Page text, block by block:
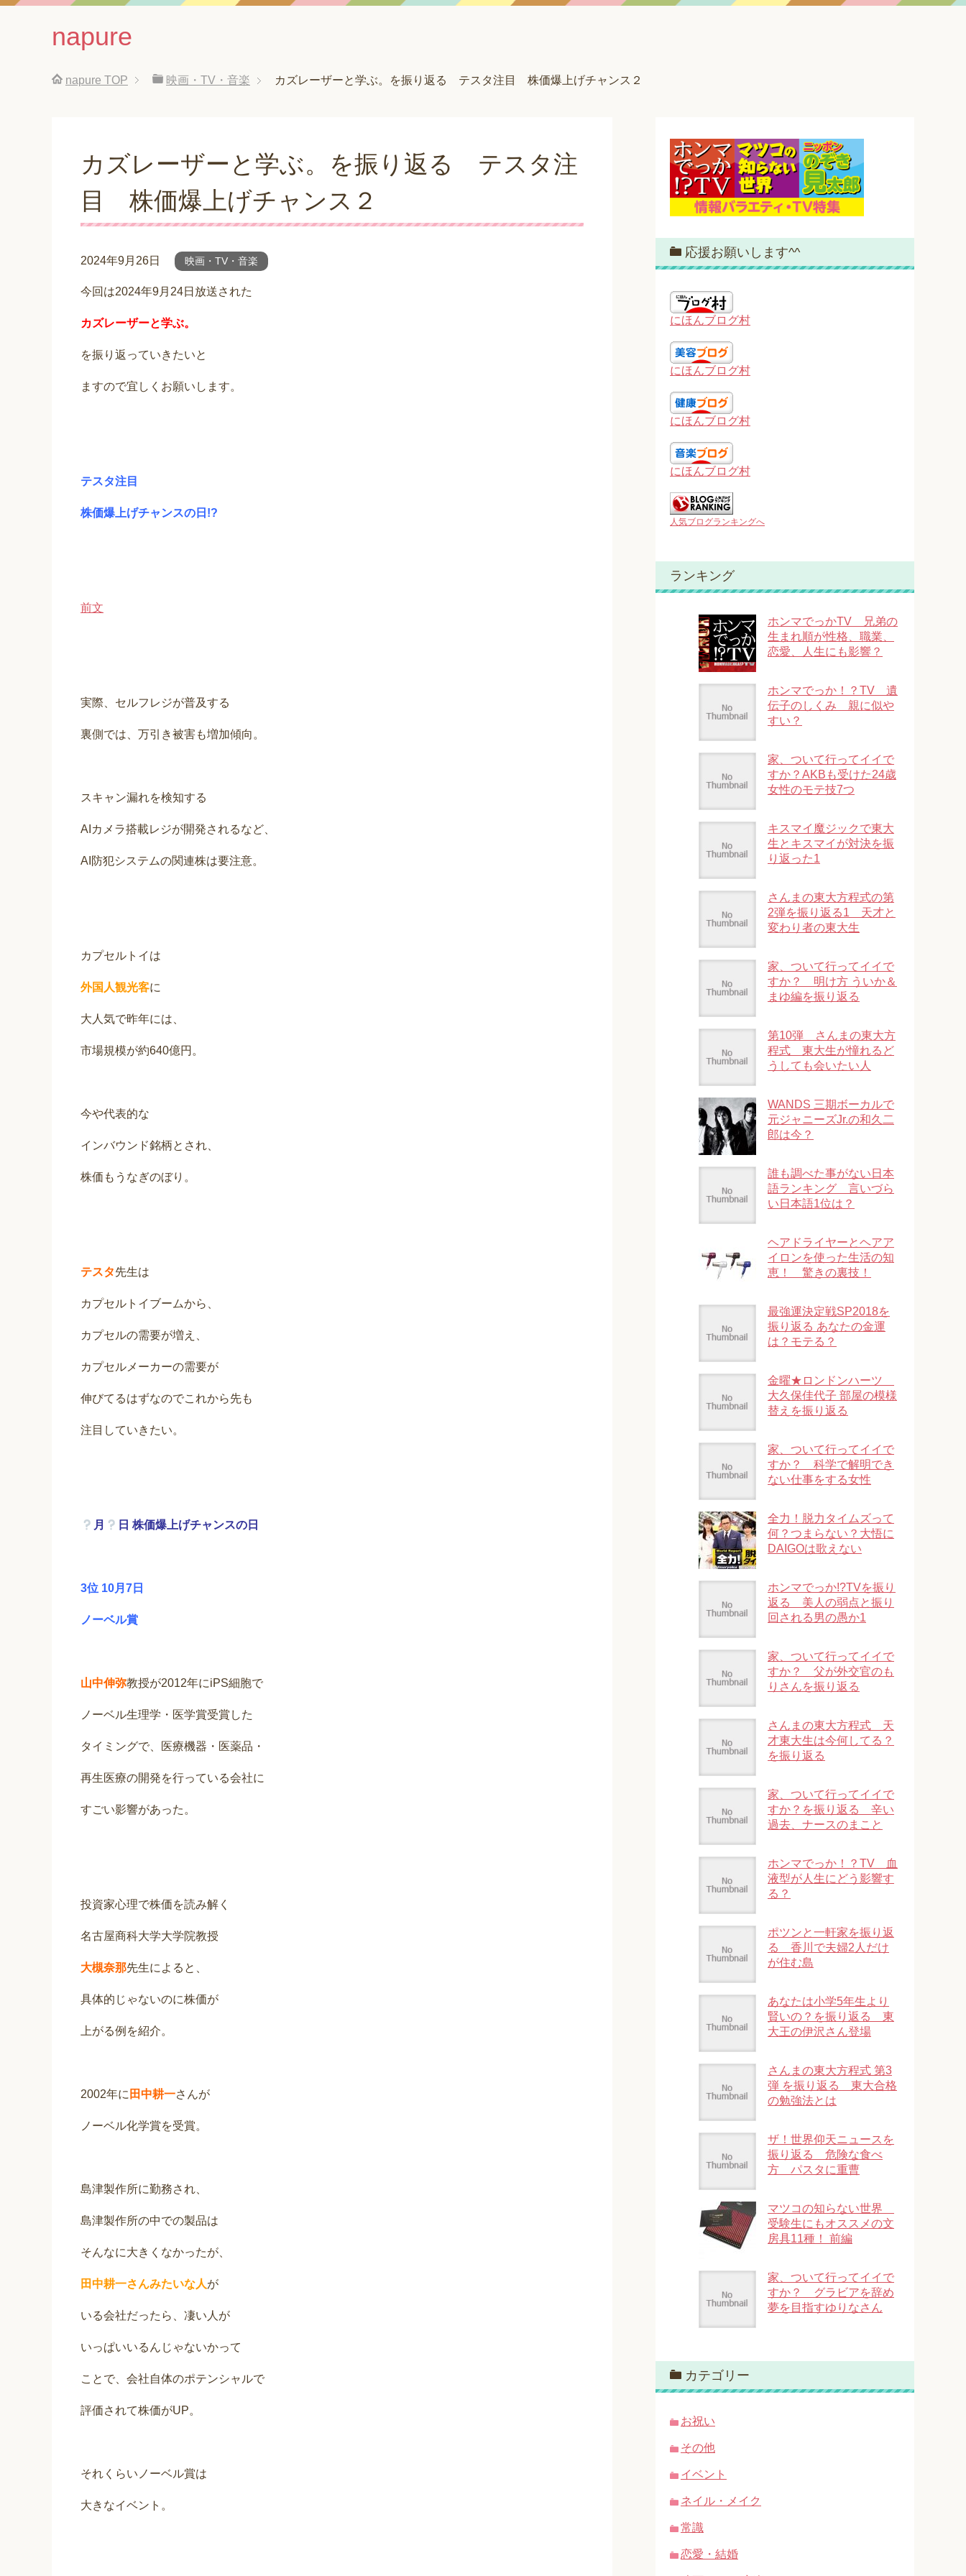
napure
napure TOP 映画・TV・音楽 カズレーザーと学ぶ。を振り返る テスタ注目 株価爆上げチャンス２
カズレーザーと学ぶ。を振り返る テスタ注
目 株価爆上げチャンス２
2024年9月26日 映画・TV・音楽
今回は2024年9月24日放送された
カズレーザーと学ぶ。
を振り返っていきたいと
ますので宜しくお願いします。
テスタ注目
株価爆上げチャンスの日!?
前文
実際、セルフレジが普及する
裏側では、万引き被害も増加傾向。
スキャン漏れを検知する
AIカメラ搭載レジが開発されるなど、
AI防犯システムの関連株は要注意。
カプセルトイは
外国人観光客に
大人気で昨年には、
市場規模が約640億円。
今や代表的な
インバウンド銘柄とされ、
株価もうなぎのぼり。
テスタ先生は
カプセルトイブームから、
カプセルの需要が増え、
カプセルメーカーの需要が
伸びてるはずなのでこれから先も
注目していきたい。
月 日 株価爆上げチャンスの日
3位 10月7日
ノーベル賞
山中伸弥教授が2012年にiPS細胞で
ノーベル生理学・医学賞受賞した
タイミングで、医療機器・医薬品・
再生医療の開発を行っている会社に
すごい影響があった。
投資家心理で株価を読み解く
名古屋商科大学大学院教授
大槻奈那先生によると、
具体的じゃないのに株価が
上がる例を紹介。
2002年に 田中耕一さんが
ノーベル化学賞を受賞。
島津製作所に勤務され、
島津製作所の中での製品は
そんなに大きくなかったが、
田中耕一さんみたいな人が
いる会社だったら、凄い人が
いっぱいいるんじゃないかって
ことで、会社自体のポテンシャルで
評価されて株価がUP。
それくらいノーベル賞は
大きなイベント。
応援お願いします^^
にほんブログ村
にほんブログ村
にほんブログ村
にほんブログ村
人気ブログランキングへ
ランキング
ホンマでっかTV 兄弟の
生まれ順が性格、職業、
恋愛、人生にも影響？
ホンマでっか！？TV 遺
伝子のしくみ 親に似や
すい？
家、ついて行ってイイで
すか？AKBも受けた24歳
女性のモテ技7つ
キスマイ魔ジックで東大
生とキスマイが対決を振
り返った1
さんまの東大方程式の第
2弾を振り返る1 天才と
変わり者の東大生
家、ついて行ってイイで
すか？ 明け方 ういか＆
まゆ編を振り返る
第10弾 さんまの東大方
程式 東大生が憧れるど
うしても会いたい人
WANDS 三期ボーカルで
元ジャニーズJr.の和久二
郎は今？
誰も調べた事がない日本
語ランキング 言いづら
い日本語1位は？
ヘアドライヤーとヘアア
イロンを使った生活の知
恵！ 驚きの裏技！
最強運決定戦SP2018を
振り返る あなたの金運
は？モテる？
金曜★ロンドンハーツ
大久保佳代子 部屋の模様
替えを振り返る
家、ついて行ってイイで
すか？ 科学で解明でき
ない仕事をする女性
全力！脱力タイムズって
何？つまらない？大悟に
DAIGOは歌えない
ホンマでっか!?TVを振り
返る 美人の弱点と振り
回される男の愚か1
家、ついて行ってイイで
すか？ 父が外交官のも
りさんを振り返る
さんまの東大方程式 天
才東大生は今何してる？
を振り返る
家、ついて行ってイイで
すか？を振り返る 辛い
過去、ナースのまこと
ホンマでっか！？TV 血
液型が人生にどう影響す
る？
ポツンと一軒家を振り返
る 香川で夫婦2人だけ
が住む島
あなたは小学5年生より
賢いの？を振り返る 東
大王の伊沢さん登場
さんまの東大方程式 第3
弾 を振り返る 東大合格
の勉強法とは
ザ！世界仰天ニュースを
振り返る 危険な食べ
方 パスタに重曹
マツコの知らない世界
受験生にもオススメの文
房具11種！ 前編
家、ついて行ってイイで
すか？ グラビアを辞め
夢を目指すゆりなさん
カテゴリー
お祝い
その他
イベント
ネイル・メイク
常識
恋愛・結婚